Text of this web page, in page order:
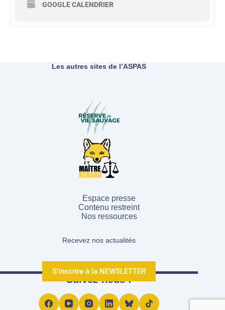
GOOGLE CALENDRIER
Les autres sites de l’ASPAS
Espace presse
Contenu restreint
Nos ressources
Recevez nos actualités
S'inscrire à la NEWSLETTER
Suivez-nous !